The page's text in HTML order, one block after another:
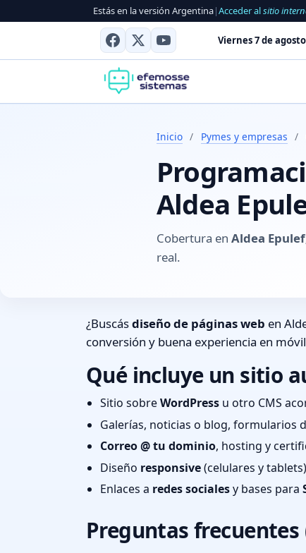
Estás en la versión Argentina|Acceder alsitio
Viernes 7 de
Inicio / Pymes y empresas /
Aldea
Cobertura en Aldea
real.
¿Buscásdiseño de páginas web en
conversión y buena experiencia en
Qué incluye un sitio
Sitio sobreWordPress u otro CMS
Galerías, noticias o blog, formularios
Correo @ tu dominio, hosting y
Diseño responsive(celulares y
Enlaces a redes socialesy bases para
Preguntas frecuentes